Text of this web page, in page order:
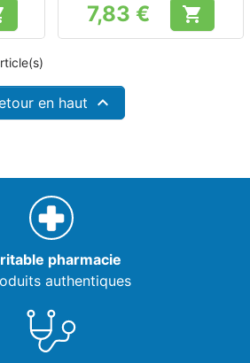
Prix
7,83 € 
en haut 
pharmacie
authentiques